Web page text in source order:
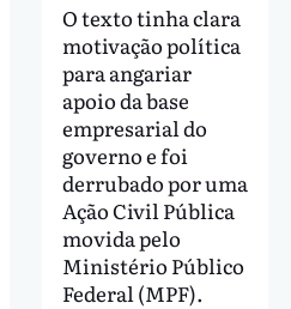
O texto tinha clara
motivação política
para angariar
apoio da base
empresarial do
governo e foi
derrubado por uma
Ação Civil Pública
movida pelo
Ministério Público
Federal (MPF).